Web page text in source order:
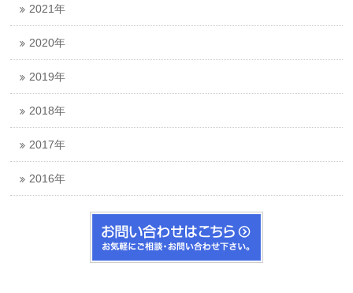
2021年
2020年
2019年
2018年
2017年
2016年